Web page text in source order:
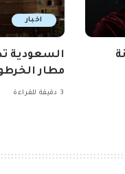
اخبار
السعودية
مطار
3 دقيقة للقراءة